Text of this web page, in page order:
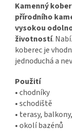
Kamenný
přírodního
vysokou
životností.
koberec je
jednoduchá a
Použití
• chodníky
• schodiště
• terasy,
• okolí bazénů